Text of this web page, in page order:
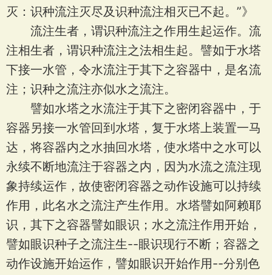
灭：识种流注灭尽及识种流注相灭已不起。”》
流注生者，谓识种流注之作用生起运作。流
注相生者，谓识种流注之法相生起。譬如于水塔
下接一水管，令水流注于其下之容器中，是名流
注；识种之流注亦似水之流注。
譬如水塔之水流注于其下之密闭容器中，于
容器另接一水管回到水塔，复于水塔上装置一马
达，将容器内之水抽回水塔，使水塔中之水可以
永续不断地流注于容器之内，因为水流之流注现
象持续运作，故使密闭容器之动作设施可以持续
作用，此名水之流注产生作用。水塔譬如阿赖耶
识，其下之容器譬如眼识；水之流注作用开始，
譬如眼识种子之流注生--眼识现行不断；容器之
动作设施开始运作，譬如眼识开始作用--分别色